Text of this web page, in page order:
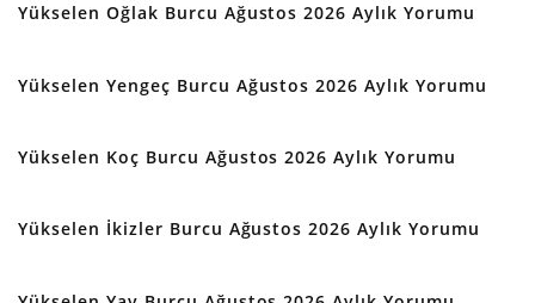
Yükselen Oğlak Burcu Ağustos 2026 Aylık Yorumu
Yükselen Yengeç Burcu Ağustos 2026 Aylık Yorumu
Yükselen Koç Burcu Ağustos 2026 Aylık Yorumu
Yükselen İkizler Burcu Ağustos 2026 Aylık Yorumu